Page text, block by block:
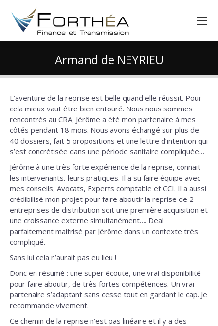
Armand de NEYRIEU
Vous êtes ici :
L’aventure de la reprise est belle quand elle réussit. Pour
cela mieux vaut être bien entouré. Nous nous sommes
rencontrés au CRA, Jérôme a été mon partenaire à mes
côtés pendant 18 mois. Nous avons échangé sur plus de
40 dossiers, fait 5 propositions et une lettre d’intention qui
s’est concrétisée dans une période sanitaire compliquée…
Jérôme à une très forte expérience de la reprise, connait
les intervenants, leurs pratiques. Il a su faire équipe avec
mes conseils, Avocats, Experts comptable et CCI. Il a aussi
crédibilisé mon projet pour faire aboutir la reprise de 2
entreprises de distribution soit une première acquisition et
une croissance externe simultanément…. Deal
parfaitement maitrisé par Jérôme dans un contexte très
compliqué.
Sans lui cela n’aurait pas eu lieu !
Donc en résumé : une super écoute, une vrai disponibilité
pour faire aboutir, de très fortes compétences. Un vrai
partenaire s’adaptant sans cesse tout en gardant le cap. Je
recommande vivement.
Ce chemin de la reprise n’est pas linéaire et il y a des